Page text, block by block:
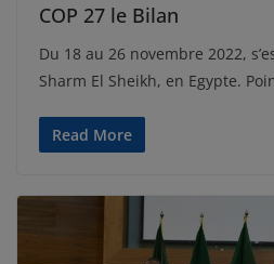
COP 27 le Bilan
Du 18 au 26 novembre 2022,
Sharm El Sheikh, en Egypte.
Read More